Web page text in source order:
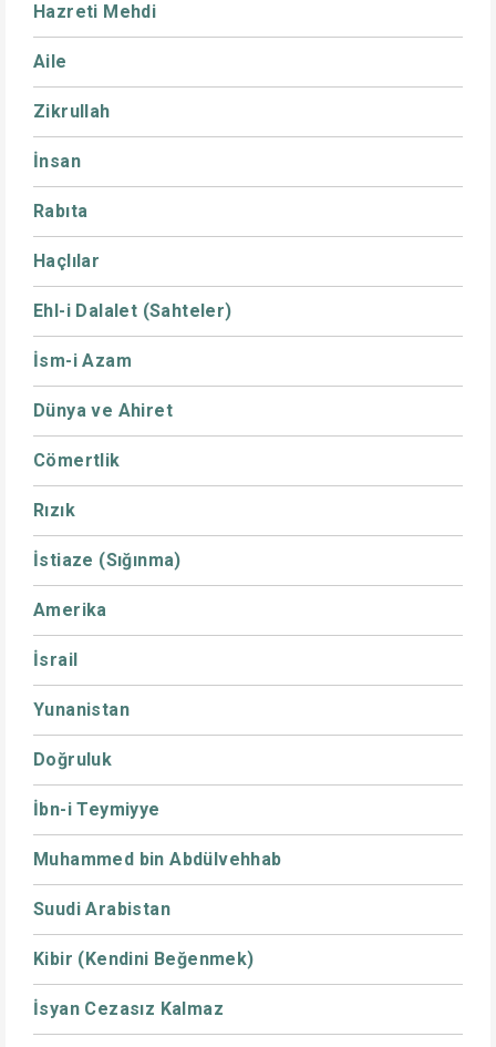
Hazreti Mehdi
Aile
Zikrullah
İnsan
Rabıta
Haçlılar
Ehl-i Dalalet (Sahteler)
İsm-i Azam
Dünya ve Ahiret
Cömertlik
Rızık
İstiaze (Sığınma)
Amerika
İsrail
Yunanistan
Doğruluk
İbn-i Teymiyye
Muhammed bin Abdülvehhab
Suudi Arabistan
Kibir (Kendini Beğenmek)
İsyan Cezasız Kalmaz